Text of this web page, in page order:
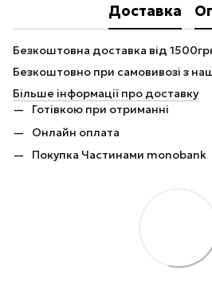
Доставка
Безкоштовна доставка від
Безкоштовно при самовивозі з
Більше інформації про доставку
Готівкою при отриманні
Онлайн оплата
Покупка Частинами monobank